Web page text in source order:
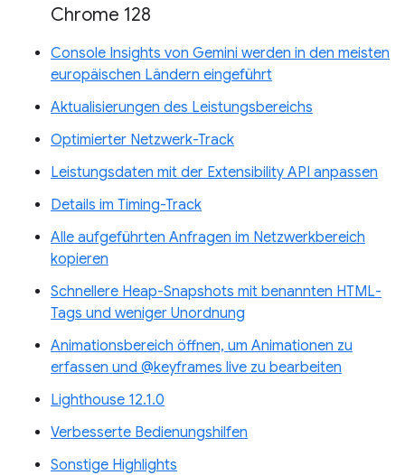
Chrome 128
Console Insights von Gemini werden in den meisten
europäischen Ländern eingeführt
Aktualisierungen des Leistungsbereichs
Optimierter Netzwerk-Track
Leistungsdaten mit der Extensibility API anpassen
Details im Timing-Track
Alle aufgeführten Anfragen im Netzwerkbereich
kopieren
Schnellere Heap-Snapshots mit benannten HTML-
Tags und weniger Unordnung
Animationsbereich öffnen, um Animationen zu
erfassen und @keyframes live zu bearbeiten
Lighthouse 12.1.0
Verbesserte Bedienungshilfen
Sonstige Highlights